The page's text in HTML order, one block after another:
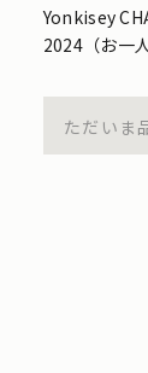
Yonkisey
2024（お一
ただいま